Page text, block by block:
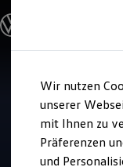
Hauptinhalt
springen
Footer
springen
Modelle und
Modelle
ENERGY
SUV und
Kombis
Service
4.9
Wir nutzen
unserer
mit Ihnen zu
Präferenzen
und